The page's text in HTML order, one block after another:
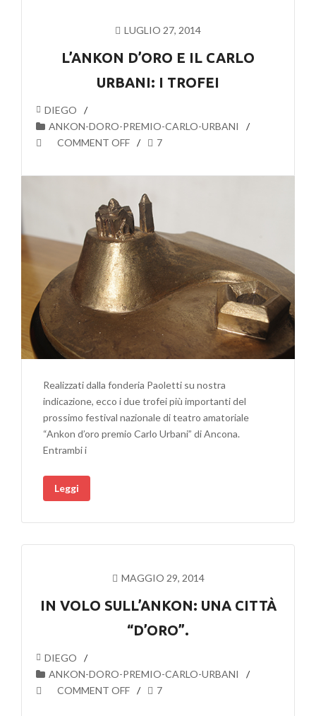
LUGLIO 27, 2014
L’ANKON D’ORO E IL CARLO
URBANI: I TROFEI
DIEGO
ANKON-DORO-PREMIO-CARLO-URBANI
COMMENT OFF
7
Realizzati dalla fonderia Paoletti su nostra
indicazione, ecco i due trofei più importanti del
prossimo festival nazionale di teatro amatoriale
“Ankon d’oro premio Carlo Urbani” di Ancona.
Entrambi i
Leggi
MAGGIO 29, 2014
IN VOLO SULL’ANKON: UNA CITTÀ
“D’ORO”.
DIEGO
ANKON-DORO-PREMIO-CARLO-URBANI
COMMENT OFF
7